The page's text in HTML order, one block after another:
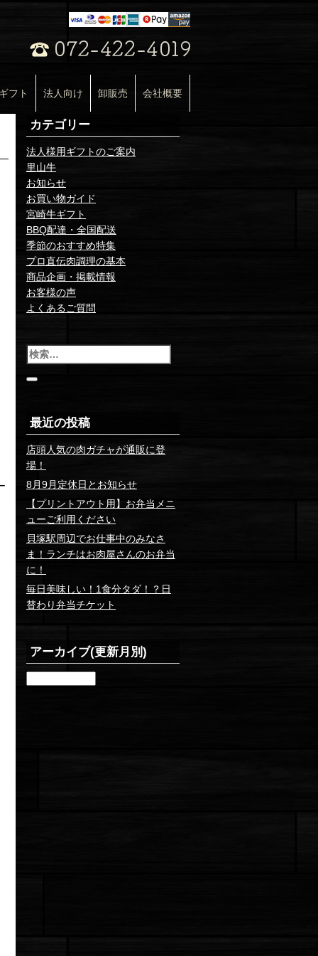
フト 法人向け 卸販売 会社概要
カテゴリー
法人様用ギフトのご案内
里山牛
お知らせ
お買い物ガイド
宮崎牛ギフト
BBQ配達・全国配送
季節のおすすめ特集
プロ直伝肉調理の基本
商品企画・掲載情報
お客様の声
よくあるご質問
最近の投稿
店頭人気の肉ガチャが通販に登
場！
8月9月定休日とお知らせ
【プリントアウト用】お弁当メニ
ューご利用ください
貝塚駅周辺でお仕事中のみなさ
ま！ランチはお肉屋さんのお弁当
に！
毎日美味しい！1食分タダ！？日
替わり弁当チケット
アーカイブ(更新月別)